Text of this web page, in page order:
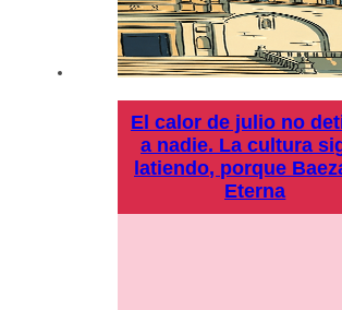
El calor de julio no
a nadie. La cultura
latiendo, porque
Eterna